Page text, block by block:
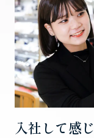
入社して感